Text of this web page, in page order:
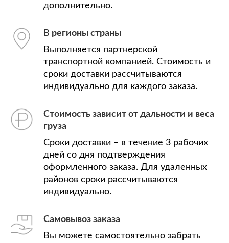
дополнительно.
В регионы страны
Выполняется партнерской
транспортной компанией. Стоимость и
сроки доставки рассчитываются
индивидуально для каждого заказа.
Стоимость зависит от дальности и веса
груза
Сроки доставки – в течение 3 рабочих
дней со дня подтверждения
оформленного заказа. Для удаленных
районов сроки рассчитываются
индивидуально.
Самовывоз заказа
Вы можете самостоятельно забрать